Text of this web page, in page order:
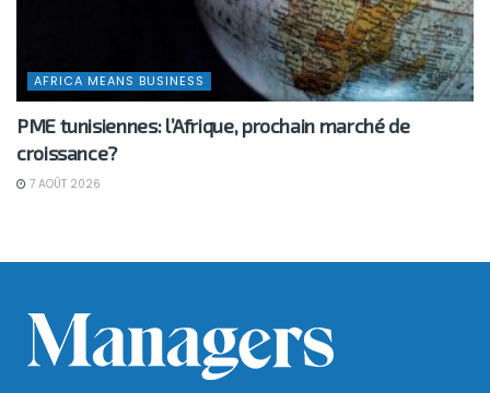
AFRICA MEANS BUSINESS
PME tunisiennes: l’Afrique, prochain marché de
croissance?
7 AOÛT 2026